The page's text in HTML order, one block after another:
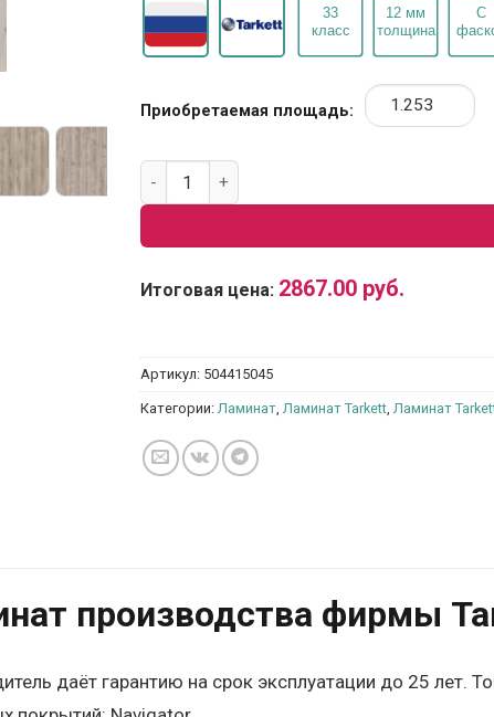
Приобретаемая площадь:
Количество товара Ламинат Tarkett
Итоговая цена: 2867.00 руб.
Артикул: 504415045
Категории: Ламинат Ламинат Tarkett Ламинат
производства фирмы
даёт гарантию на срок эксплуатации до 25 лет.